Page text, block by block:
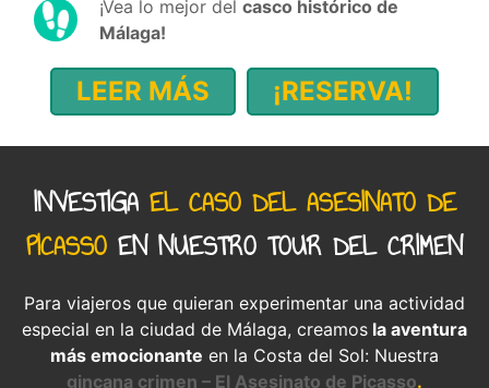
¡Vea lo mejor del casco histórico de
Málaga!
LEER MÁS ¡RESERVA!
INVESTIGA EL CASO DEL ASESINATO DE
PICASSO EN NUESTRO TOUR DEL CRIMEN
Para viajeros que quieran experimentar una actividad
especial en la ciudad de Málaga, creamos la aventura
más emocionante en la Costa del Sol: Nuestra
gincana crimen – El Asesinato de Picasso.